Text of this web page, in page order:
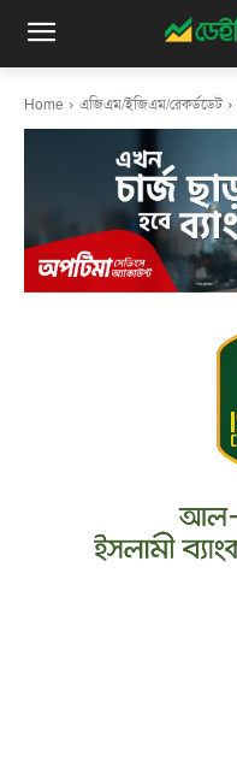
Home এজিএম/ইজিএম/রেকর্ডডেট